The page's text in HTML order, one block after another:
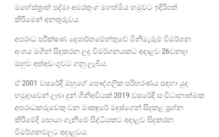
මහේස්ත්‍රාත් පද්මා අමරතුංග මහත්මිය හමුවට ඉදිරිපත්
කිරීමෙන් අනතුරුවය.
අපරාධ පරීක්ෂණ දෙපාර්තමේන්තුවේ මිනිමැරුම් විමර්ශන
අංශය මගින් සිදුකරන ලද විමර්ශනයකට අදාළව 26වනදා
ඔහුව අත්අඩංගුවට ගනු ලැබීය.
ඒ 2001 වසරේදී ඔහුගේ පෞද්ගලික පරිහරණය සඳහා යුද
හමුදාවෙන් ලබා දුන් ගිනිඅවියක් 2019 වසරේදී සංවිධානාත්මක
අපරාධකරුවෙකු වන මාකඳුරේ මදුෂ්ගෙන් සිදුකළ ප්‍රශ්න
කිරීමේදි සොයා ගැනීමේ සිද්ධියකට අදාළව සිදුකරන
විමර්ශනවලට අදාළවය.